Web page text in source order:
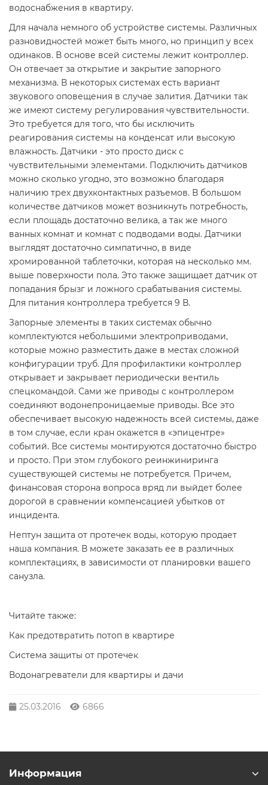
водоснабжения в квартиру.
Для начала немного об устройстве системы. Различных
разновидностей может быть много, но принцип у всех
одинаков. В основе всей системы лежит контроллер.
Он отвечает за открытие и закрытие запорного
механизма. В некоторых системах есть вариант
звукового оповещения в случае залития. Датчики так
же имеют систему регулирования чувствительности.
Это требуется для того, что бы исключить
реагирования системы на конденсат или высокую
влажность. Датчики - это просто диск с
чувствительными элементами. Подключить датчиков
можно сколько угодно, это возможно благодаря
наличию трех двухконтактных разъемов. В большом
количестве датчиков может возникнуть потребность,
если площадь достаточно велика, а так же много
ванных комнат и комнат с подводами воды. Датчики
выглядят достаточно симпатично, в виде
хромированной таблеточки, которая на несколько мм.
выше поверхности пола. Это также защищает датчик от
попадания брызг и ложного срабатывания системы.
Для питания контроллера требуется 9 В.
Запорные элементы в таких системах обычно
комплектуются небольшими электроприводами,
которые можно разместить даже в местах сложной
конфигурации труб. Для профилактики контроллер
открывает и закрывает периодически вентиль
спецкомандой. Сами же приводы с контроллером
соединяют водонепроницаемые приводы. Все это
обеспечивает высокую надежность всей системы, даже
в том случае, если кран окажется в «эпицентре»
событий. Все системы монтируются достаточно быстро
и просто. При этом глубокого реинжиниринга
существующей системы не потребуется. Причем,
финансовая сторона вопроса вряд ли выйдет более
дорогой в сравнении компенсацией убытков от
инцидента.
Нептун защита от протечек воды, которую продает
наша компания. В можете заказать ее в различных
комплектациях, в зависимости от планировки вашего
санузла.
Читайте также:
Как предотвратить потоп в квартире
Система защиты от протечек
Водонагреватели для квартиры и дачи
25.03.2016 6866
Информация